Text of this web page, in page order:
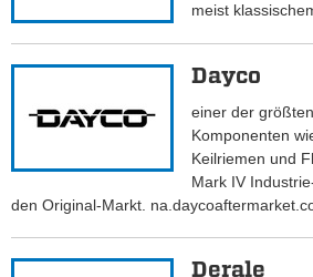
meist
Dayco
einer der
Komponenten
Keilriemen und
Mark IV
den Original-Markt.
Derale